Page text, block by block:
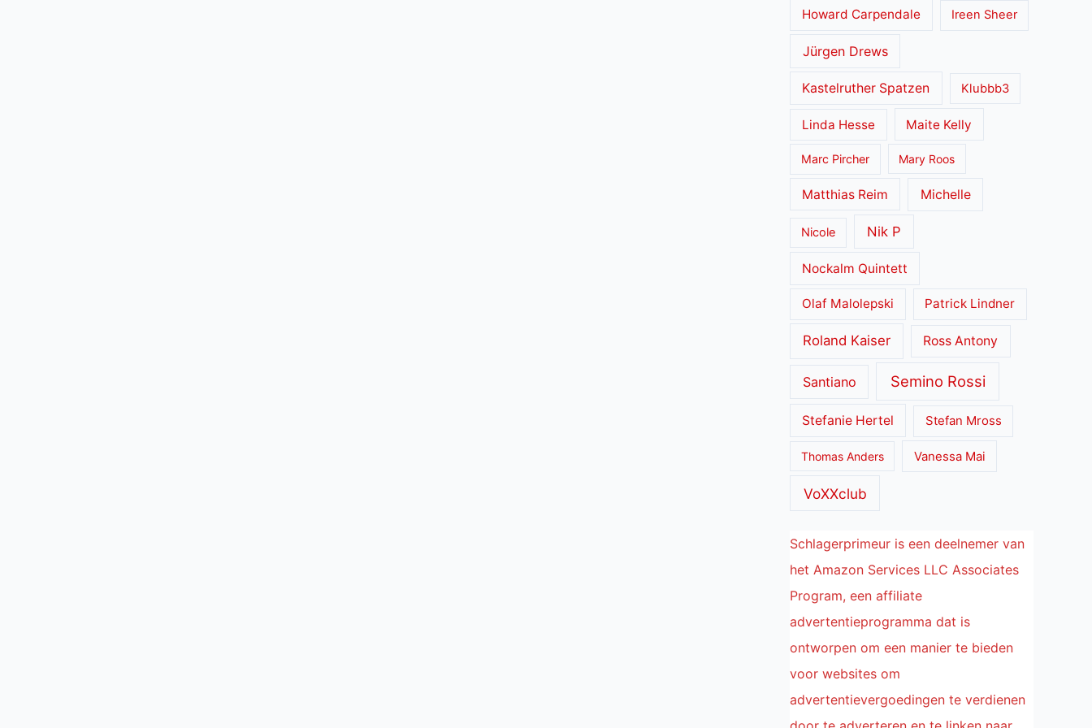
Howard Carpendale Ireen Sheer
Jürgen Drews
Kastelruther Spatzen Klubbb3
Linda Hesse Maite Kelly
Marc Pircher Mary Roos
Matthias Reim Michelle
Nicole Nik P
Nockalm Quintett
Olaf Malolepski Patrick Lindner
Roland Kaiser Ross Antony
Santiano Semino Rossi
Stefanie Hertel Stefan Mross
Thomas Anders Vanessa Mai
VoXXclub
Schlagerprimeur is een deelnemer van
het Amazon Services LLC Associates
Program, een affiliate
advertentieprogramma dat is
ontworpen om een manier te bieden
voor websites om
advertentievergoedingen te verdienen